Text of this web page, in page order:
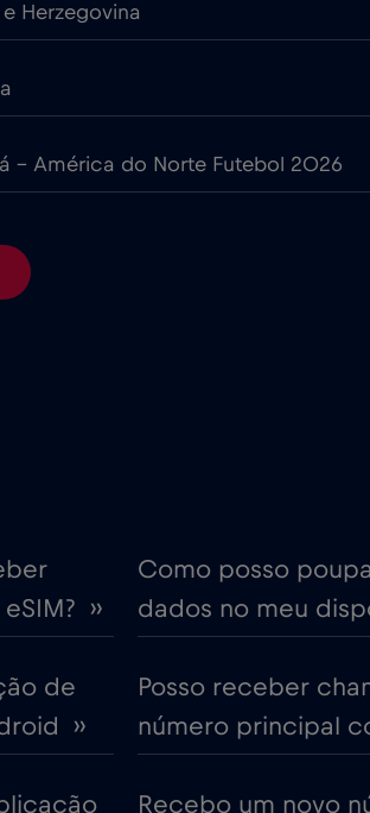
e Herzegovina
- América do Norte Futebol 2026
Árabes Unidos (EAU)
››
Como posso
dados no meu
de
››
Posso receber
número principal
Recebo um novo